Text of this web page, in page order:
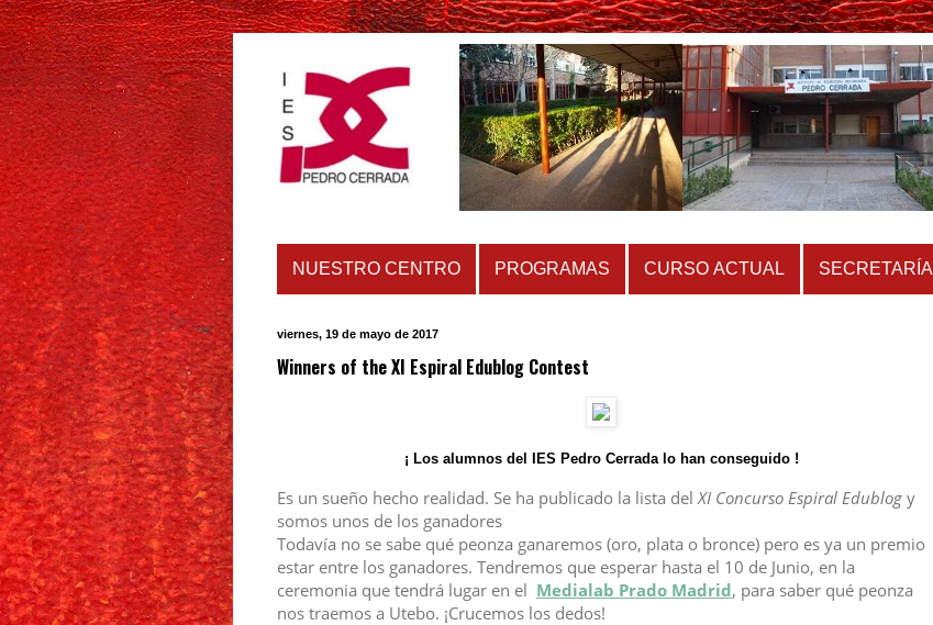
NUESTRO CENTRO PROGRAMAS CURSO ACTUAL SECRETARÍA
viernes, 19 de mayo de 2017
Winners of the XI Espiral Edublog Contest
¡ Los alumnos del IES Pedro Cerrada lo han conseguido !
Es un sueño hecho realidad. Se ha publicado la lista del XI Concurso Espiral Edublog y
somos unos de los ganadores
Todavía no se sabe qué peonza ganaremos (oro, plata o bronce) pero es ya un premio
estar entre los ganadores. Tendremos que esperar hasta el 10 de Junio, en la
ceremonia que tendrá lugar en el Medialab Prado Madrid, para saber qué peonza
nos traemos a Utebo. ¡Crucemos los dedos!